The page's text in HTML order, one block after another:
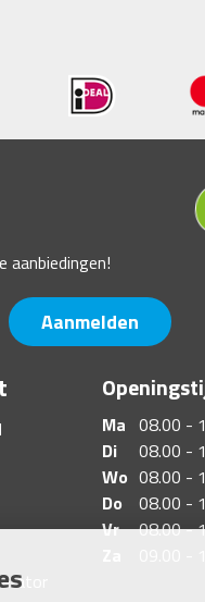
Aanmelden
Ma 08.00 -
Di
08.00 -
Wo 08.00 -
Do
08.00 -
Vr 08.00 -